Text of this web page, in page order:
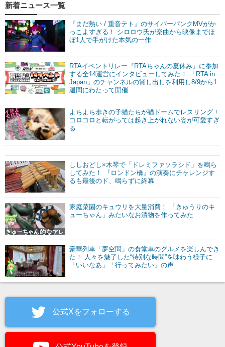
新着ニュース一覧
『まだ熱い / 重音テト』のサイバーパンクMVがか
っこよすぎる！ シロロウ氏が楽曲から映像までほ
ぼ1人で手がけた本気の一作
RTAイベントリレー『RTAちゃんの夏休み』に参加
する全14運営にインタビューしてみた！ 「RTA in
Japan」のチャンネルの貸し出しを利用し8/9から1
週間にわたって開催
よちよち歩きの子猫たちが猫ドームでレスリング！
コロコロと転がっては起き上がれない姿が可愛すぎ
る
ししおどし×木琴で「ドレミファソラシド」を鳴ら
してみた！ 『ロンドン橋』の演奏にチャレンジす
るも最後のド、鳴らずに終幕
家庭菜園のキュウリを大量消費！ 「きゅうりのキ
ューちゃん」みたいなお漬物を作ってみた
豪華列車「夢空間」の食堂車のグルメを楽しんでき
た！ 人々を魅了した“特別な時間”を味わう様子に
「いいなあ」「行ってみたい」の声
公式Xをフォローする